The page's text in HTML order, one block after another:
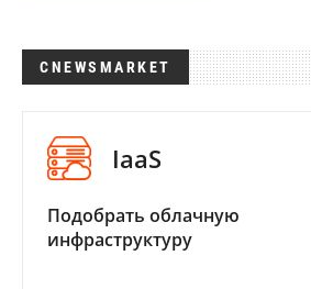
CNEWSMARKET
IaaS
Подобрать облачную
инфраструктуру